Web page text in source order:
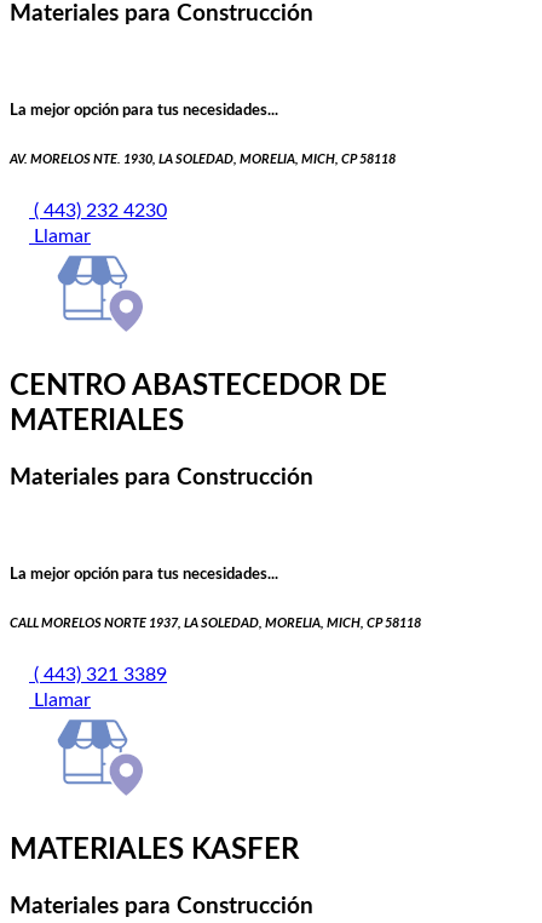
Materiales para Construcción
La mejor opción para tus necesidades...
AV. MORELOS NTE. 1930, LA SOLEDAD, MORELIA, MICH, CP 58118
( 443) 232 4230
Llamar
CENTRO ABASTECEDOR DE
MATERIALES
Materiales para Construcción
La mejor opción para tus necesidades...
CALL MORELOS NORTE 1937, LA SOLEDAD, MORELIA, MICH, CP 58118
( 443) 321 3389
Llamar
MATERIALES KASFER
Materiales para Construcción